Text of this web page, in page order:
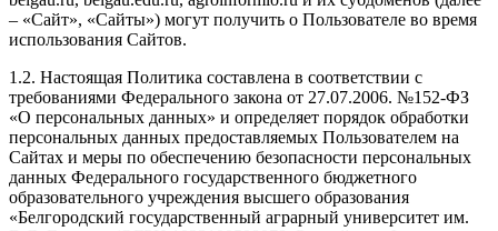
– «Сайт», «Сайты») могут получить о Пользователе во время
использования Сайтов.
1.2. Настоящая Политика составлена в соответствии с
требованиями Федерального закона от 27.07.2006. №152-ФЗ
«О персональных данных» и определяет порядок обработки
персональных данных предоставляемых Пользователем на
Сайтах и меры по обеспечению безопасности персональных
данных Федерального государственного бюджетного
образовательного учреждения высшего образования
«Белгородский государственный аграрный университет им.